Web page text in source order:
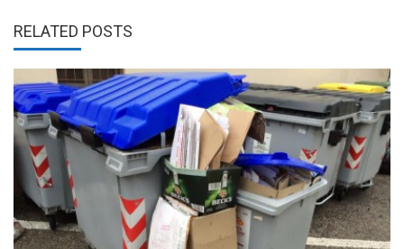
RELATED POSTS